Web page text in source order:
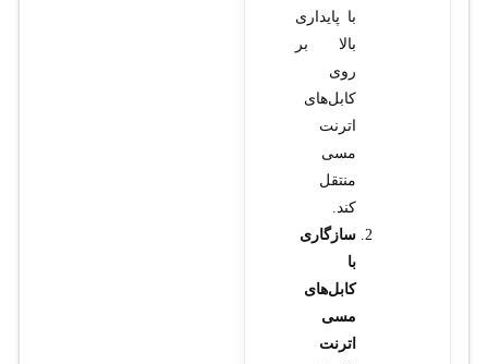
با پایداری
بالا بر
روی
کابل‌های
اترنت
مسی
منتقل
کند.
سازگاری
با
کابل‌های
مسی
اترنت